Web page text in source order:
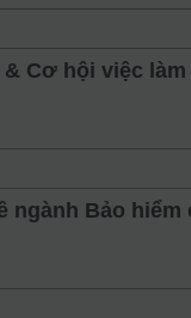
Cơ hội việc làm
ngành Bảo hiểm